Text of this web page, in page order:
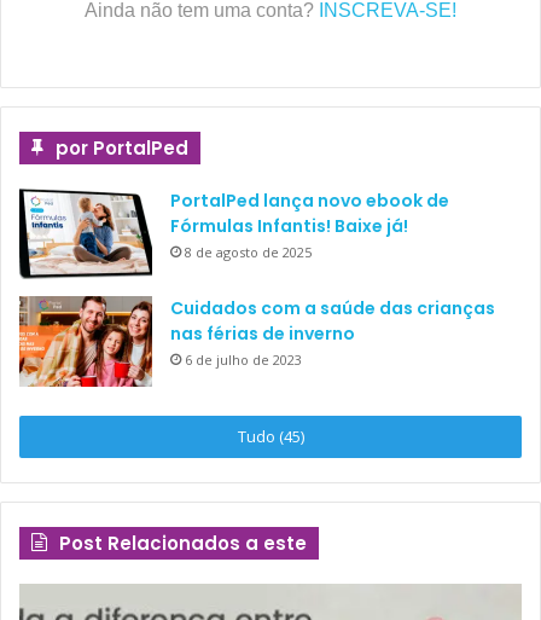
Ainda não tem uma conta? INSCREVA-SE!
por PortalPed
PortalPed lança novo ebook de
Fórmulas Infantis! Baixe já!
8 de agosto de 2025
Cuidados com a saúde das crianças
nas férias de inverno
6 de julho de 2023
Tudo (45)
Post Relacionados a este